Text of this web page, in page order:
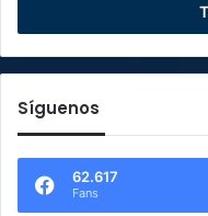
Síguenos
62.617
Fans